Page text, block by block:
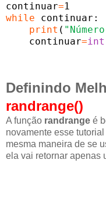
continuar=
while continuar:
print (
    continuar
=int
Definindo
randrange()
A função randrange é
novamente esse
mesma maneira de se
ela vai retornar apenas